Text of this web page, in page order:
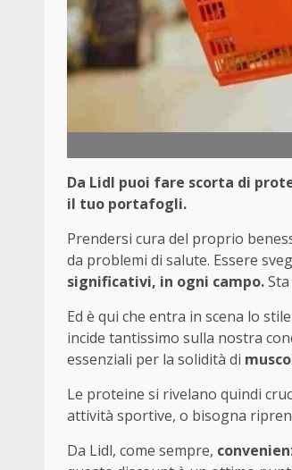
Da Lidl puoi fare scorta di
il tuo portafogli.
Prendersi cura del proprio
da problemi di salute. Essere
significativi, in ogni campo.
Ed è qui che entra in scena lo
incide tantissimo sulla nostra
essenziali per la solidità di
Le proteine si rivelano quindi
attività sportive, o bisogna
Da Lidl, come sempre,